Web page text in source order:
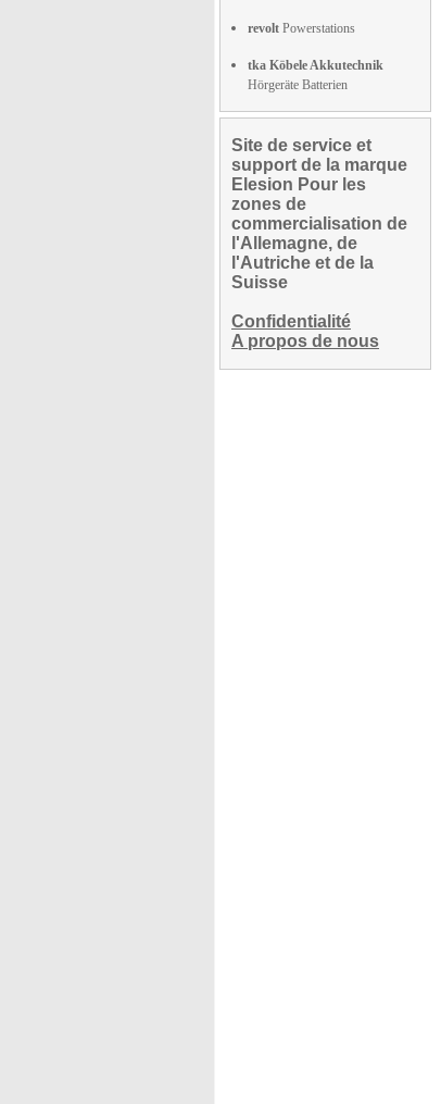
revolt Powerstations
tka Köbele Akkutechnik
Hörgeräte Batterien
Site de service et
support de la marque
Elesion Pour les
zones de
commercialisation de
l'Allemagne, de
l'Autriche et de la
Suisse
Confidentialité
A propos de nous